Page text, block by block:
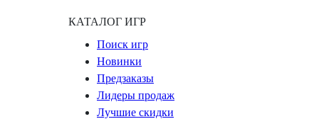
КАТАЛОГ ИГР
Поиск игр
Новинки
Предзаказы
Лидеры продаж
Лучшие скидки